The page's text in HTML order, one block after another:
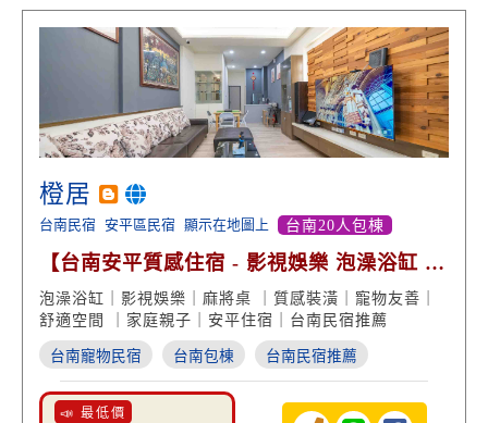
橙居
台南民宿 安平區民宿 顯示在地圖上 台南20人包棟
【台南安平質感住宿 - 影視娛樂 泡澡浴缸 慢
活渡假】
泡澡浴缸｜影視娛樂｜麻將桌 ｜質感裝潢｜寵物友善｜
舒適空間 ｜家庭親子｜安平住宿｜台南民宿推薦
台南寵物民宿 台南包棟 台南民宿推薦
📣 最低價